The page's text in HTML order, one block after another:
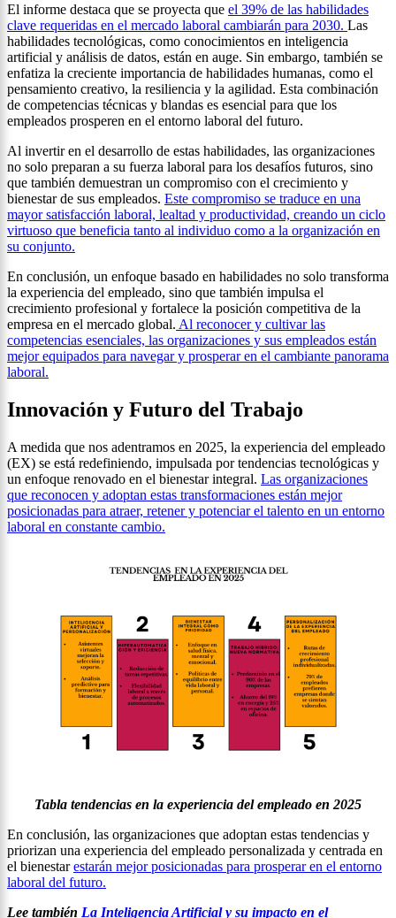
El informe destaca que se proyecta que el 39% de las habilidades
clave requeridas en el mercado laboral cambiarán para 2030. Las
habilidades tecnológicas, como conocimientos en inteligencia
artificial y análisis de datos, están en auge. Sin embargo, también se
enfatiza la creciente importancia de habilidades humanas, como el
pensamiento creativo, la resiliencia y la agilidad. Esta combinación
de competencias técnicas y blandas es esencial para que los
empleados prosperen en el entorno laboral del futuro.
Al invertir en el desarrollo de estas habilidades, las organizaciones
no solo preparan a su fuerza laboral para los desafíos futuros, sino
que también demuestran un compromiso con el crecimiento y
bienestar de sus empleados. Este compromiso se traduce en una
mayor satisfacción laboral, lealtad y productividad, creando un ciclo
virtuoso que beneficia tanto al individuo como a la organización en
su conjunto.
En conclusión, un enfoque basado en habilidades no solo transforma
la experiencia del empleado, sino que también impulsa el
crecimiento profesional y fortalece la posición competitiva de la
empresa en el mercado global. Al reconocer y cultivar las
competencias esenciales, las organizaciones y sus empleados están
mejor equipados para navegar y prosperar en el cambiante panorama
laboral.
Innovación y Futuro del Trabajo
A medida que nos adentramos en 2025, la experiencia del empleado
(EX) se está redefiniendo, impulsada por tendencias tecnológicas y
un enfoque renovado en el bienestar integral. Las organizaciones
que reconocen y adoptan estas transformaciones están mejor
posicionadas para atraer, retener y potenciar el talento en un entorno
laboral en constante cambio.
Tabla tendencias en la experiencia del empleado en 2025
En conclusión, las organizaciones que adoptan estas tendencias y
priorizan una experiencia del empleado personalizada y centrada en
el bienestarestarán mejor posicionadas para prosperar en el entorno
laboral del futuro.
Lee también La Inteligencia Artificial y su impacto en el